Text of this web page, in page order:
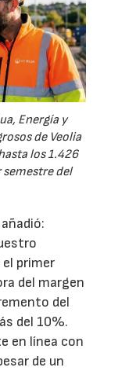
Energía y
de Veolia
los 1.426
del
primer
del margen
del
del 10%.
en línea con
de un